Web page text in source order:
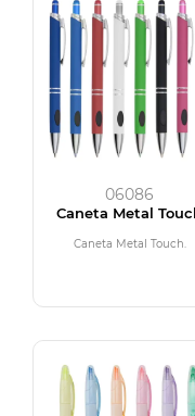
06086
Caneta Metal
Caneta Metal Touch.